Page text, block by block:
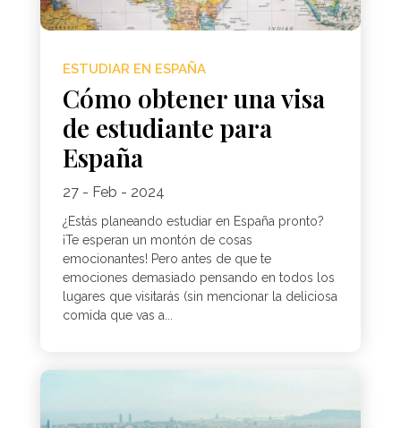
ESTUDIAR EN ESPAÑA
Cómo obtener una visa
de estudiante para
España
27 - Feb - 2024
¿Estás planeando estudiar en España pronto?
¡Te esperan un montón de cosas
emocionantes! Pero antes de que te
emociones demasiado pensando en todos los
lugares que visitarás (sin mencionar la deliciosa
comida que vas a...